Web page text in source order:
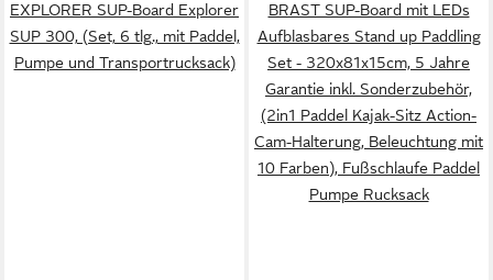
EXPLORER SUP-Board Explorer
SUP 300, (Set, 6 tlg., mit Paddel,
Pumpe und Transportrucksack)
BRAST SUP-Board mit LEDs
Aufblasbares Stand up Paddling
Set - 320x81x15cm, 5 Jahre
Garantie inkl. Sonderzubehör,
(2in1 Paddel Kajak-Sitz Action-
Cam-Halterung, Beleuchtung mit
10 Farben), Fußschlaufe Paddel
Pumpe Rucksack